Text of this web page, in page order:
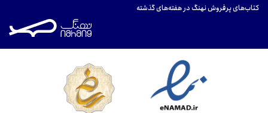
کتاب‌های پرفروش نهنگ در هفته‌های گذشته